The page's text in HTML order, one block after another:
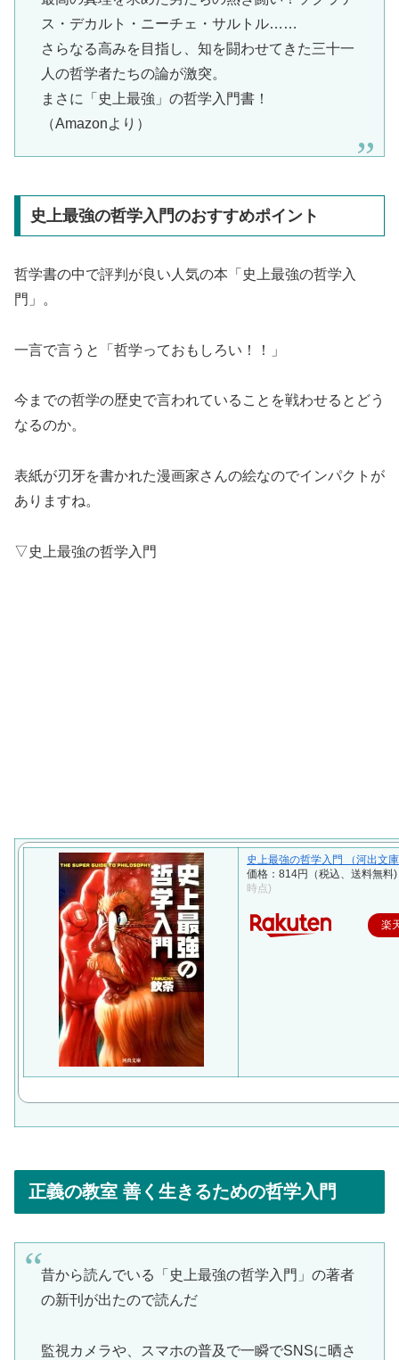
ス・デカルト・ニーチェ・サルトル……
さらなる高みを目指し、知を闘わせてきた三十一
人の哲学者たちの論が激突。
まさに「史上最強」の哲学入門書！
（Amazonより）
史上最強の哲学入門のおすすめポイント
哲学書の中で評判が良い人気の本「史上最強の哲学入
門」。
一言で言うと「哲学っておもしろい！！」
今までの哲学の歴史で言われていることを戦わせるとどう
なるのか。
表紙が刃牙を書かれた漫画家さんの絵なのでインパクトが
ありますね。
▽史上最強の哲学入門
史上最強の哲学入門 （河出文
価格：814円（税込、送料無料)
時点)
楽
正義の教室 善く生きるための哲学入門
昔から読んでいる「史上最強の哲学入門」の著者
の新刊が出たので読んだ
監視カメラや、スマホの普及で一瞬でSNSに晒さ